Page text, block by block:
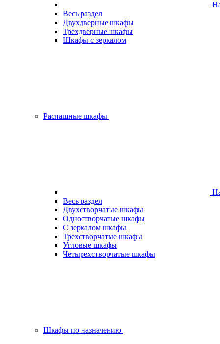
Весь раздел
Двухдверные шкафы
Трехдверные шкафы
Шкафы с зеркалом
Распашные шкафы
Весь раздел
Двухстворчатые шкафы
Одностворчатые шкафы
С зеркалом шкафы
Трехстворчатые шкафы
Угловые шкафы
Четырехстворчатые шкафы
Шкафы по назначению